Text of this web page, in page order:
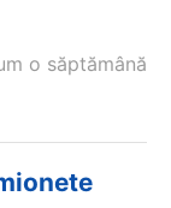
o săptămână